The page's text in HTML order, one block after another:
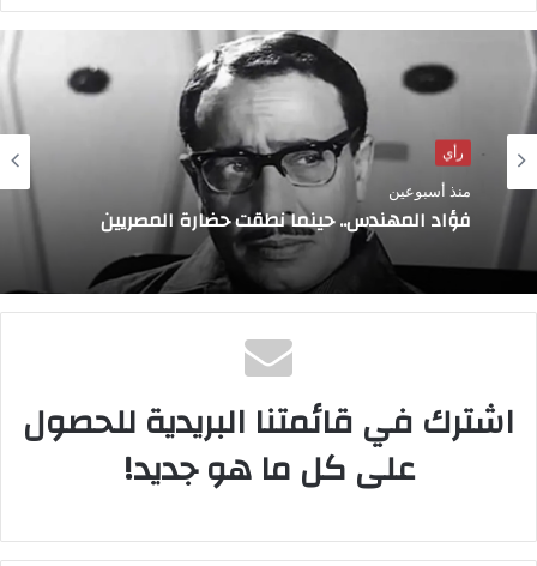
رأي
منذ أسبوعين
فؤاد المهندس.. حينما نطقت حضارة المصريين
اشترك في قائمتنا البريدية للحصول
على كل ما هو جديد!